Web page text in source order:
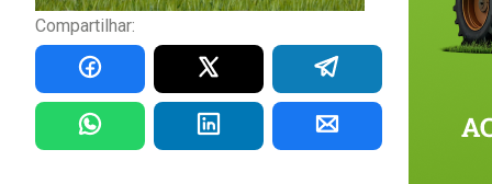
Compartilhar: